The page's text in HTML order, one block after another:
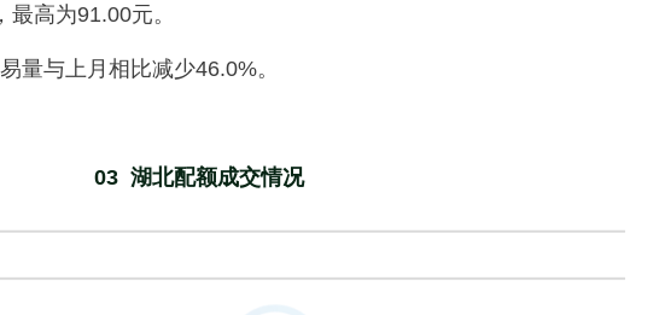
高为91.00元。
量与上月相比减少46.0%。
03  湖北配额成交情况